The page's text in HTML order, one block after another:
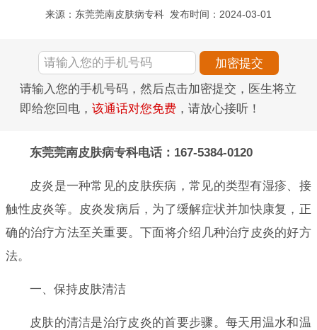
来源：东莞莞南皮肤病专科 发布时间：2024-03-01
请输入您的手机号码，然后点击加密提交，医生将立
即给您回电， 该通话对您免费 ，请放心接听！
东莞莞南皮肤病专科电话：167-5384-0120
皮炎是一种常见的皮肤疾病，常见的类型有湿疹、接
触性皮炎等。皮炎发病后，为了缓解症状并加快康复，正
确的治疗方法至关重要。下面将介绍几种治疗皮炎的好方
法。
一、保持皮肤清洁
皮肤的清洁是治疗皮炎的首要步骤。每天用温水和温